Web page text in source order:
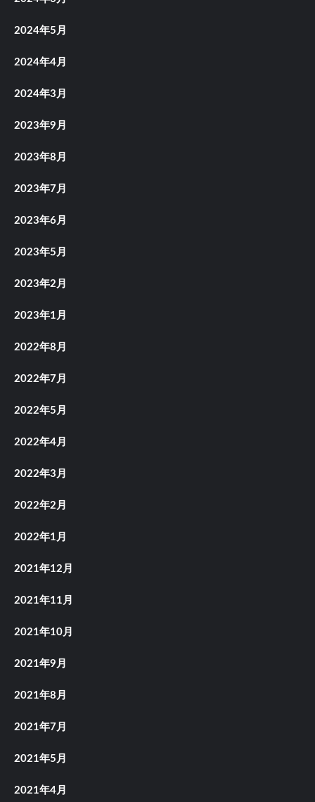
2024年5月
2024年4月
2024年3月
2023年9月
2023年8月
2023年7月
2023年6月
2023年5月
2023年2月
2023年1月
2022年8月
2022年7月
2022年5月
2022年4月
2022年3月
2022年2月
2022年1月
2021年12月
2021年11月
2021年10月
2021年9月
2021年8月
2021年7月
2021年5月
2021年4月